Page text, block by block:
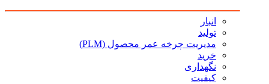
انبار
تولید
مدیریت چرخه عمر محصول (PLM)
خرید
نگهداری
کیفیت